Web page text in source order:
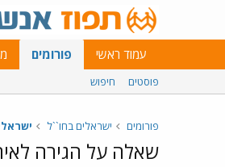
עמוד ראשי פורומים
פוסטים חיפוש
פורומים ישראלים בחו``ל
שאלה על הגירה